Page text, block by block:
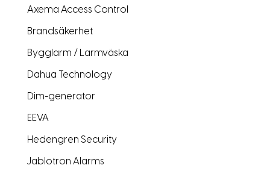
Axema Access Control
Brandsäkerhet
Bygglarm / Larmväska
Dahua Technology
Dim-generator
EEVA
Hedengren Security
Jablotron Alarms